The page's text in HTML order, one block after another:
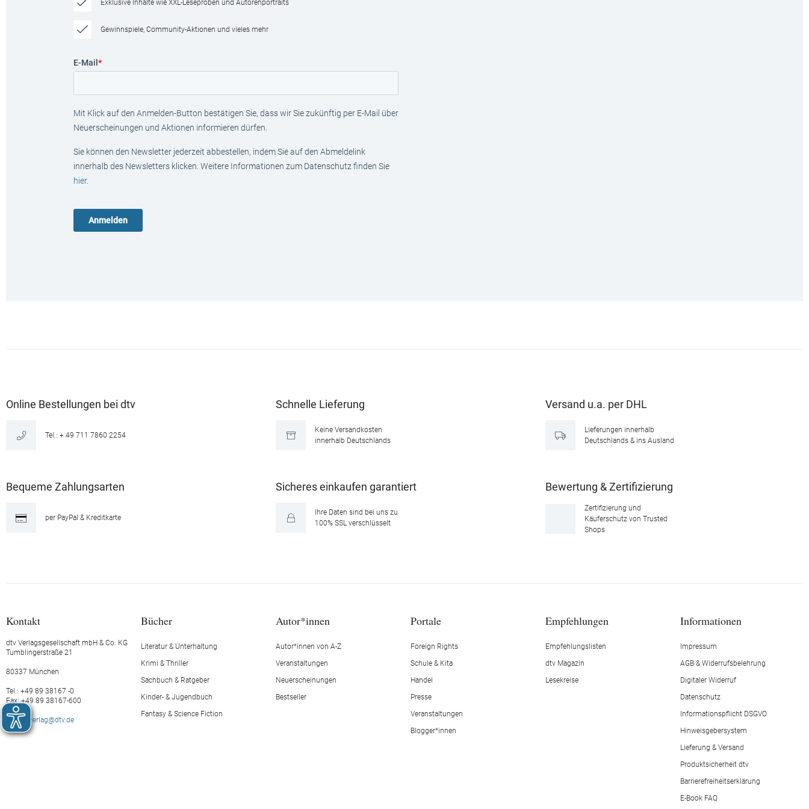
Exklusive Inhalte wie XXL-Leseproben und Autorenportraits
Gewinnspiele, Community-Aktionen und vieles mehr
E-Mail *
Mit Klick auf den Anmelden-Button bestätigen Sie, dass wir Sie zukünftig per E-Mail über
Neuerscheinungen und Aktionen informieren dürfen.
Sie können den Newsletter jederzeit abbestellen, indem Sie auf den Abmeldelink
innerhalb des Newsletters klicken. Weitere Informationen zum Datenschutz finden Sie
hier.
Online Bestellungen bei dtv
Tel.: + 49 711 7860 2254
Schnelle Lieferung
Keine Versandkosten
innerhalb Deutschlands
Versand u.a. per DHL
Lieferungen innerhalb
Deutschlands & ins Ausland
Bequeme Zahlungsarten
per PayPal & Kreditkarte
Sicheres einkaufen garantiert
Ihre Daten sind bei uns zu
100% SSL verschlüsselt
Bewertung & Zertifizierung
Zertifizierung und
Käuferschutz von Trusted
Shops
Kontakt
dtv Verlagsgesellschaft mbH & Co. KG
Tumblingerstraße 21
80337 München
Tel.: +49 89 38167 -0
Fax: +49 89 38167-600
E-Mail: verlag@dtv.de
Bücher
Literatur & Unterhaltung
Krimi & Thriller
Sachbuch & Ratgeber
Kinder- & Jugendbuch
Fantasy & Science Fiction
Autor*innen
Autor*innen von A-Z
Veranstaltungen
Neuerscheinungen
Bestseller
Portale
Foreign Rights
Schule & Kita
Handel
Presse
Veranstaltungen
Blogger*innen
Empfehlungen
Empfehlungslisten
dtv Magazin
Lesekreise
Informationen
Impressum
AGB & Widerrufsbelehrung
Digitaler Widerruf
Datenschutz
Informationspflicht DSGVO
Hinweisgebersystem
Lieferung & Versand
Produktsicherheit dtv
Barrierefreiheitserklärung
E-Book FAQ